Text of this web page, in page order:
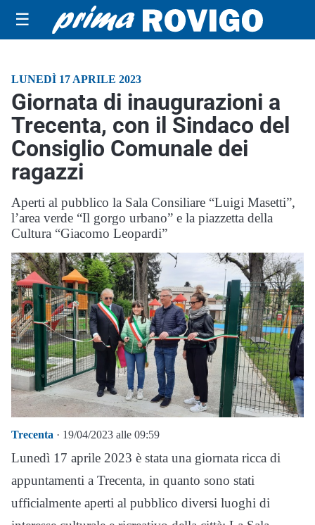
☰
LUNEDÌ 17 APRILE 2023
Giornata di inaugurazioni a
Trecenta, con il Sindaco del
Consiglio Comunale dei
ragazzi
Aperti al pubblico la Sala Consiliare “Luigi Masetti”,
l’area verde “Il gorgo urbano” e la piazzetta della
Cultura “Giacomo Leopardi”
Trecenta · 19/04/2023 alle 09:59
Lunedì 17 aprile 2023 è stata una giornata ricca di
appuntamenti a Trecenta, in quanto sono stati
ufficialmente aperti al pubblico diversi luoghi di